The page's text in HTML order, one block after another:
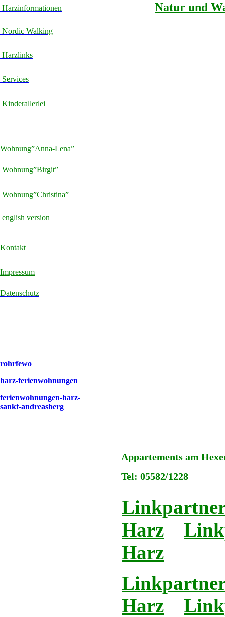
Harzinformationen
Nordic Walking
Harzlinks
Services
Kinderallerlei
Wohnung”Anna-Lena”
Wohnung”Birgit”
Wohnung”Christina”
english version
Kontakt
Impressum
Datenschutz
rohrfewo
harz-ferienwohnungen
ferienwohnungen-harz-
sankt-andreasberg
Natur und
Appartements am
Tel: 05582/
Linkpartner
Harz
Harz
Linkpartner
Harz